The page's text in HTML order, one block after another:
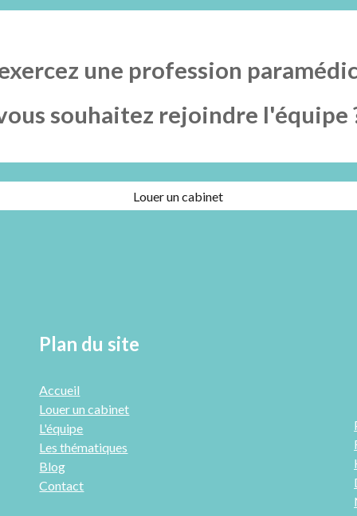
une profession
souhaitez rejoindre l'équipe
Louer un cabinet
Plan du site
Accueil
Louer un cabinet
L'équipe
Les thématiques
Blog
Contact